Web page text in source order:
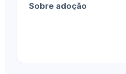
Sobre adoção